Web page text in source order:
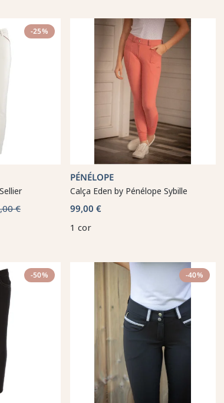
-25%
€
PÉNÉLOPE
Calça Eden by Pénélope Sybille
99,00 €
1 cor
-50% -40%